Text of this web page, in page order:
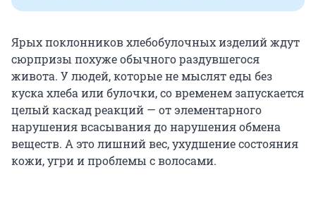
Ярых поклонников хлебобулочных изделий ждут
сюрпризы похуже обычного раздувшегося
живота. У людей, которые не мыслят еды без
куска хлеба или булочки, со временем запускается
целый каскад реакций — от элементарного
нарушения всасывания до нарушения обмена
веществ. А это лишний вес, ухудшение состояния
кожи, угри и проблемы с волосами.